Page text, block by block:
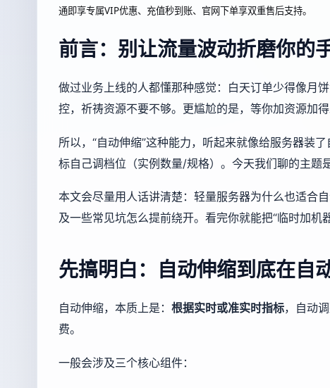
通即享专属VIP优惠、充值秒到账、官网下单享双重售后支持。
前言：别让流量波动折磨你的
做过业务上线的人都懂那种感觉：白天订单少得像
控，祈祷资源不要不够。更尴尬的是，等你加资源加
所以，“自动伸缩”这种能力，听起来就像给服务器装
标自己调档位（实例数量/规格）。今天我们聊的主题是
本文会尽量用人话讲清楚：轻量服务器为什么也适合
及一些常见坑怎么提前绕开。看完你就能把“临时加机
先搞明白：自动伸缩到底在自
自动伸缩，本质上是： 根据实时或准实时指标，自动
费。
一般会涉及三个核心组件：